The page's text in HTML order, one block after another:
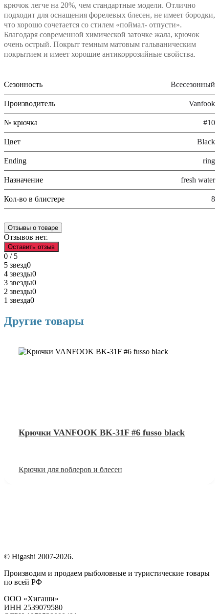
крючок легче на 20%, чем стандартные модели. Отлично
подходит для оснащения форелевых блесен, не имеет бородки,
что хорошо сочетается со стилем «поймал- отпусти».
Благодаря современной химической заточке жала, крючок
очень острый. Покрыт темным матовым гальваническим
покрытием и имеет хорошие антикоррозийные свойства.
Сезонность Всесезонный
Производитель Vanfook
№ крючка #10
Цвет Black
Ending ring
Назначение fresh water
Кол-во в блистере 8
Отзывы о товаре
Отзывов нет.
Оставить отзыв
0 / 5
5 звезд0
4 звезды0
3 звезды0
2 звезды0
1 звезда0
Другие товары
Крючки VANFOOK BK-31F #6 fusso black
Крючки для воблеров и блесен
© Higashi 2007-2026.
Производим и продаем рыболовные и туристические товары
по всей РФ
ООО «Хигаши»
ИНН 2539079580